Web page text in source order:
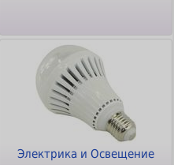
Электрика и Освещение